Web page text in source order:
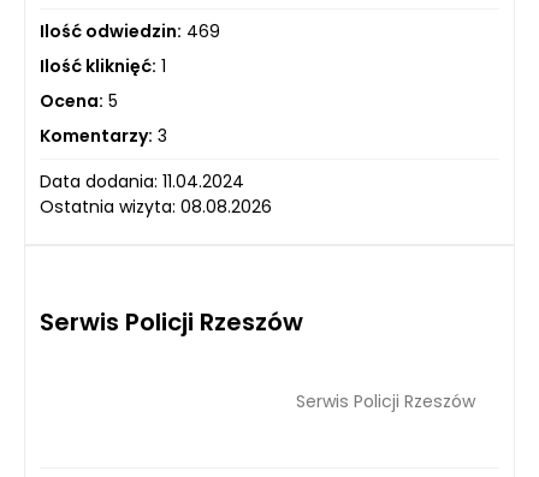
Ilość odwiedzin: 469
Ilość kliknięć: 1
Ocena: 5
Komentarzy: 3
Data dodania: 11.04.2024
Ostatnia wizyta: 08.08.2026
Serwis Policji Rzeszów
Serwis Policji Rzeszów